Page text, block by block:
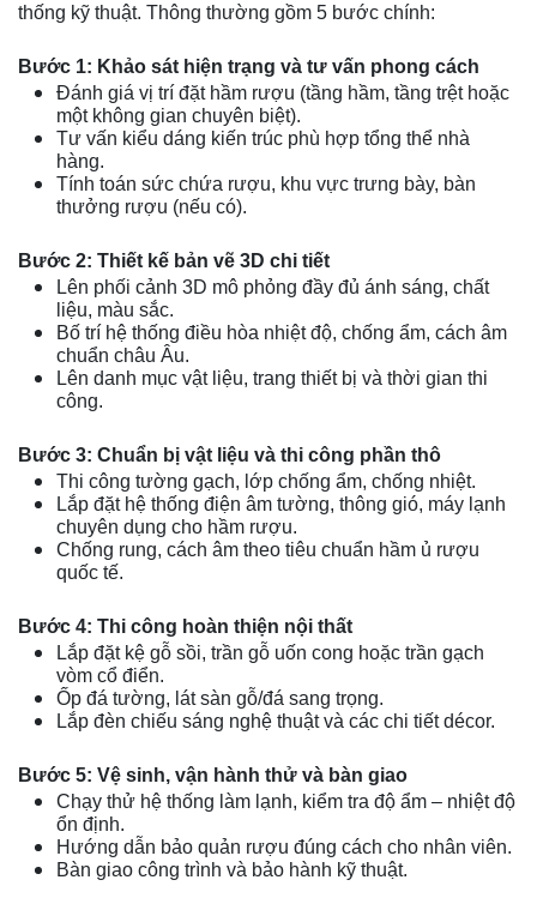
thống kỹ thuật. Thông thường gồm 5 bước chính:
Bước 1: Khảo sát hiện trạng và tư vấn phong cách
Đánh giá vị trí đặt hầm rượu (tầng hầm, tầng trệt hoặc
một không gian chuyên biệt).
Tư vấn kiểu dáng kiến trúc phù hợp tổng thể nhà
hàng.
Tính toán sức chứa rượu, khu vực trưng bày, bàn
thưởng rượu (nếu có).
Bước 2: Thiết kế bản vẽ 3D chi tiết
Lên phối cảnh 3D mô phỏng đầy đủ ánh sáng, chất
liệu, màu sắc.
Bố trí hệ thống điều hòa nhiệt độ, chống ẩm, cách âm
chuẩn châu Âu.
Lên danh mục vật liệu, trang thiết bị và thời gian thi
công.
Bước 3: Chuẩn bị vật liệu và thi công phần thô
Thi công tường gạch, lớp chống ẩm, chống nhiệt.
Lắp đặt hệ thống điện âm tường, thông gió, máy lạnh
chuyên dụng cho hầm rượu.
Chống rung, cách âm theo tiêu chuẩn hầm ủ rượu
quốc tế.
Bước 4: Thi công hoàn thiện nội thất
Lắp đặt kệ gỗ sồi, trần gỗ uốn cong hoặc trần gạch
vòm cổ điển.
Ốp đá tường, lát sàn gỗ/đá sang trọng.
Lắp đèn chiếu sáng nghệ thuật và các chi tiết décor.
Bước 5: Vệ sinh, vận hành thử và bàn giao
Chạy thử hệ thống làm lạnh, kiểm tra độ ẩm – nhiệt độ
ổn định.
Hướng dẫn bảo quản rượu đúng cách cho nhân viên.
Bàn giao công trình và bảo hành kỹ thuật.